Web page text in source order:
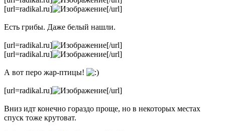
[url=radikal.ru]
[/url]
Есть грибы. Даже белый нашли.
[url=radikal.ru]
[/url]
[url=radikal.ru]
[/url]
А вот перо жар-птицы!
[url=radikal.ru] [/url]
Вниз идт конечно гораздо проще, но в некоторых местах
спуск тоже крутоват.